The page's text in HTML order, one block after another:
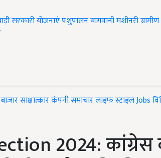
सरकारी योजनाएंपशुपालनबागवानीमशीनरी
बाजारसाक्षात्कारकंपनी समाचारलाइफ स्टाइलJobs
2024: कांग्रेस